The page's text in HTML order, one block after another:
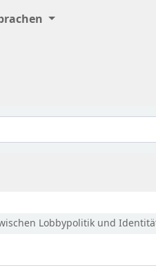
Lobbypolitik und